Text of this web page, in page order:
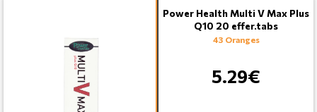
Power Health Multi V Max Plus
Q10 20 effer.tabs
43 Oranges
5.29€